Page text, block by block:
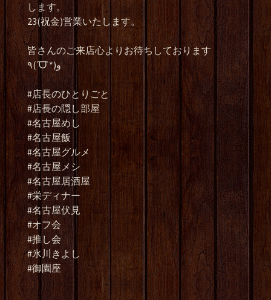
します。
23(祝金)営業いたします。
皆さんのご来店心よりお待ちしております
٩(ˊᗜˋ*)و
#店長のひとりごと
#店長の隠し部屋
#名古屋めし
#名古屋飯
#名古屋グルメ
#名古屋メシ
#名古屋居酒屋
#栄ディナー
#名古屋伏見
#オフ会
#推し会
#氷川きよし
#御園座